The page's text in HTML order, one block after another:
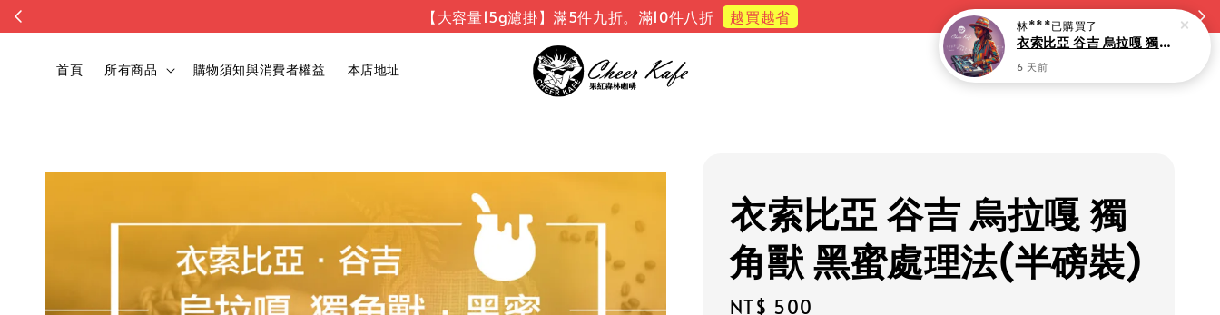
【大容量15g濾掛】滿5件九折。滿10件八折 越買越省
首頁 所有商品 購物須知與消費者權益 本店地址
衣索比亞 谷吉 烏拉嘎 獨
角獸 黑蜜處理法(半磅裝)
Regular
NT$ 500
林***